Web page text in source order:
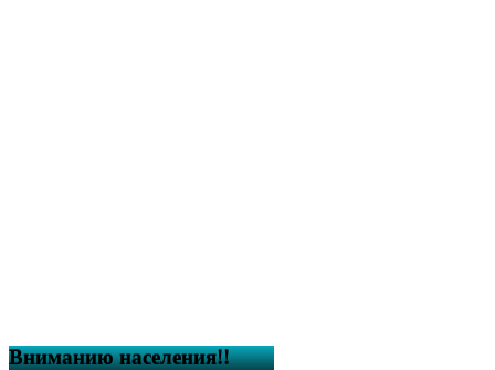
Вниманию населения!!